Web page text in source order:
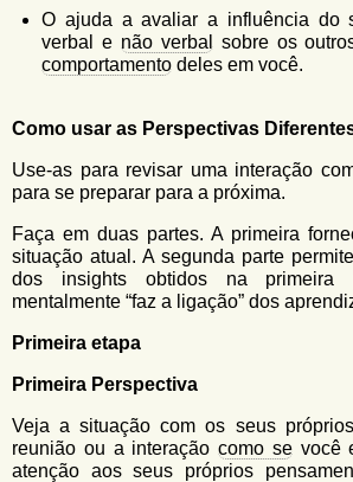
c
O ajuda a avaliar a influência do
verbal e não verbalsobre os
comportamento deles em você.
Como usar as Perspectivas
Use-as para revisar uma interação
para se preparar para a próxima.
Faça em duas partes. A primeira
situação atual. A segunda parte
dos insights obtidos na primeira
mentalmente “faz a ligação” dos
Primeira etapa
Primeira Perspectiva
Veja a situação com os seus
reunião ou a interaçãocomo sevocê
atenção aos seus próprios